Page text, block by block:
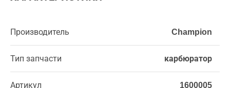
Производитель Champion
Тип запчасти карбюратор
Артикул 1600005